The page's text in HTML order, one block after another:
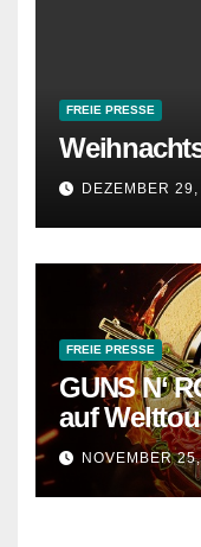
FREIE PRESSE
DEZEMBER
FREIE PRESSE
GUNS N‘
auf
NOVEMBER